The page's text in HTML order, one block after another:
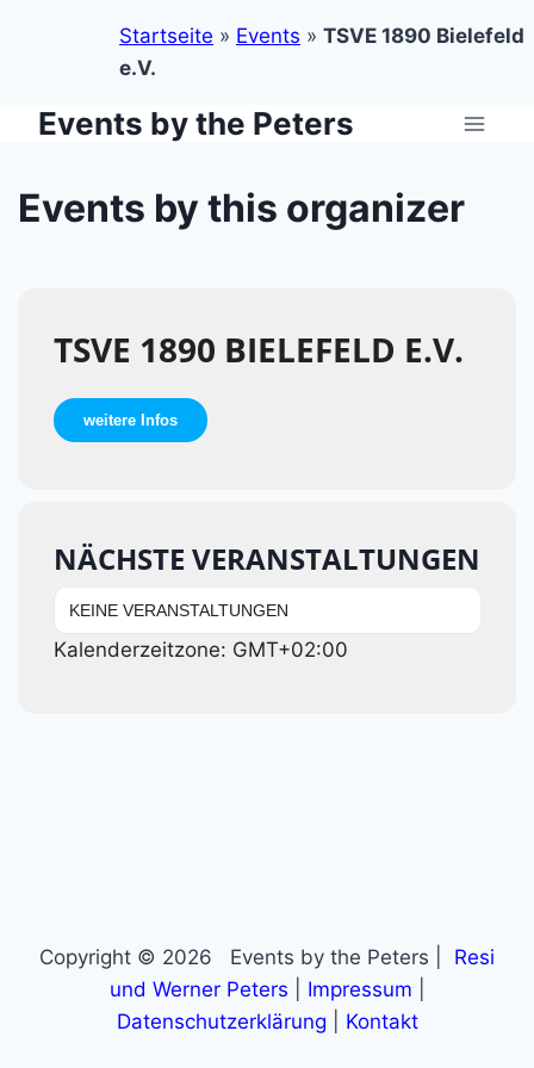
Startseite » Events » TSVE 1890 Bielefeld
e.V.
ZumEvents by the Peters
Events by this organizer
TSVE 1890 BIELEFELD E.V.
weitere Infos
NÄCHSTE VERANSTALTUNGEN
KEINE VERANSTALTUNGEN
Kalenderzeitzone: GMT+02:00
Copyright © 2026 Events by the Peters |
Resi
und Werner Peters
Impressum
Datenschutzerklärung
Kontakt